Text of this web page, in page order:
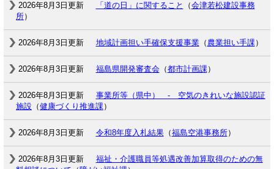
2026年8月3日更新 「道の日」に関すること （会津若松建設事務
所）
2026年8月3日更新 地域計画担い手確保支援事業（ 農業担い手課）
2026年8月3日更新 福島県開発審査会 （都市計画課）
2026年8月3日更新
事業所等（県中） - 空気のきれいな施設認証
施設 （健康づくり推進課）
2026年8月3日更新 令和8年度入札結果（福島空港事務所）
2026年8月3日更新
福祉・介護職員等処遇改善加算取得のための無